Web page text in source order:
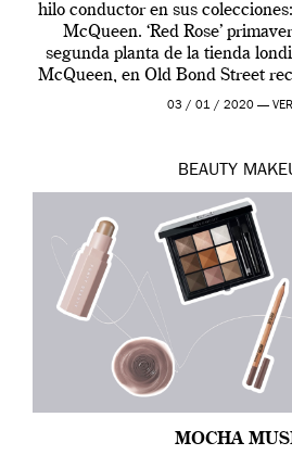
hilo conductor en sus
McQueen. ‘Red Rose’
segunda planta de la tienda
McQueen, en Old Bond Street
de 2019 hasta final
03 / 01 / 2020 —
BEAUTY
MOCHA